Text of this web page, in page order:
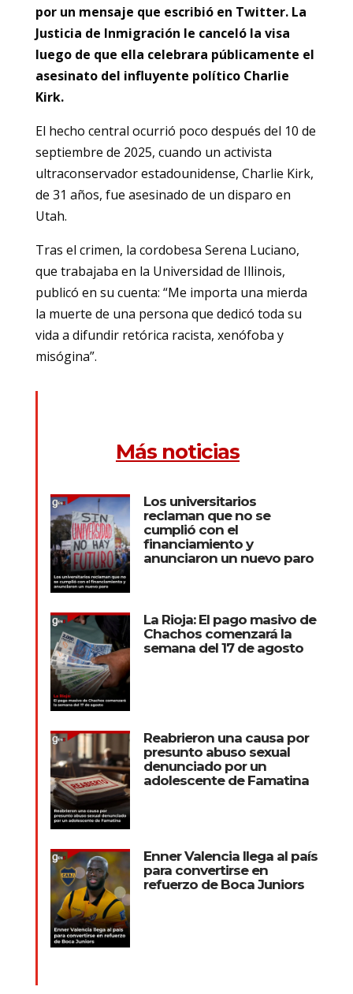
por un mensaje que escribió en Twitter. La
Justicia de Inmigración le canceló la visa
luego de que ella celebrara públicamente el
asesinato del influyente político Charlie
Kirk.
El hecho central ocurrió poco después del 10 de
septiembre de 2025, cuando un activista
ultraconservador estadounidense, Charlie Kirk,
de 31 años, fue asesinado de un disparo en
Utah.
Tras el crimen, la cordobesa Serena Luciano,
que trabajaba en la Universidad de Illinois,
publicó en su cuenta: “Me importa una mierda
la muerte de una persona que dedicó toda su
vida a difundir retórica racista, xenófoba y
misógina”.
Más noticias
Los universitarios
reclaman que no se
cumplió con el
financiamiento y
anunciaron un nuevo paro
La Rioja: El pago masivo de
Chachos comenzará la
semana del 17 de agosto
Reabrieron una causa por
presunto abuso sexual
denunciado por un
adolescente de Famatina
Enner Valencia llega al país
para convertirse en
refuerzo de Boca Juniors